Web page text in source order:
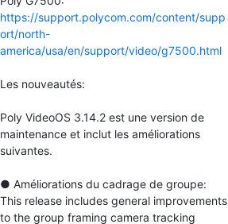
https://support.polycom.com/content/supp
ort/north-
america/usa/en/support/video/g7500.html
Les nouveautés:
Poly VideoOS 3.14.2 est une version de
maintenance et inclut les améliorations
suivantes.
● Améliorations du cadrage de groupe:
This release includes general improvements
to the group framing camera tracking